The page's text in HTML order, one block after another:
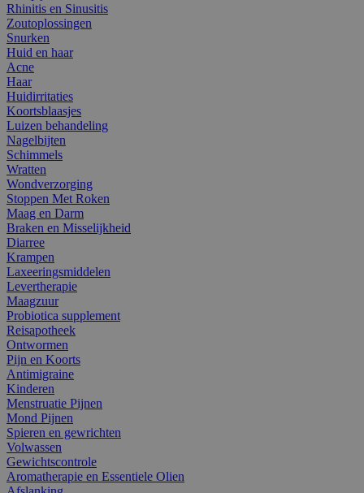
Rhinitis en Sinusitis
Zoutoplossingen
Snurken
Huid en haar
Acne
Haar
Huidirritaties
Koortsblaasjes
Luizen behandeling
Nagelbijten
Schimmels
Wratten
Wondverzorging
Stoppen Met Roken
Maag en Darm
Braken en Misselijkheid
Diarree
Krampen
Laxeeringsmiddelen
Levertherapie
Maagzuur
Probiotica supplement
Reisapotheek
Ontwormen
Pijn en Koorts
Antimigraine
Kinderen
Menstruatie Pijnen
Mond Pijnen
Spieren en gewrichten
Volwassen
Gewichtscontrole
Aromatherapie en Essentiele Olien